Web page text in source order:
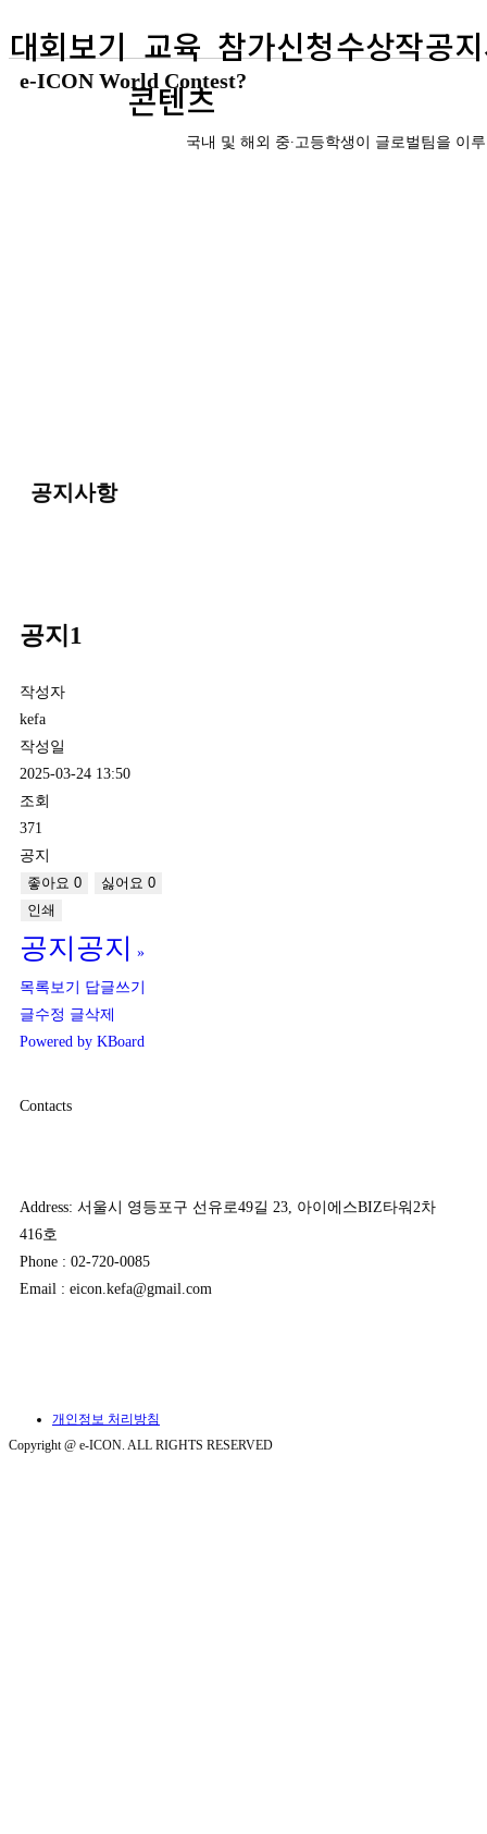
대회보기 교육
콘텐츠
참가신청수상작공
e-ICON World Contest?​
국내 및 해외 중∙고등학생이 글로벌팀을 이
공지사항
공지1
작성자
kefa
작성일
2025-03-24 13:50
조회
371
공지
좋아요 0 싫어요 0
인쇄
공지공지 »
목록보기
답글쓰기
글수정 글삭제
Powered by KBoard
Contacts
Address: 서울시 영등포구 선유로49길 23, 아이에스BIZ타워2차
416호
Phone : 02-720-0085
Email : eicon.kefa@gmail.com
개인정보 처리방침
Copyright @ e-ICON. ALL RIGHTS RESERVED